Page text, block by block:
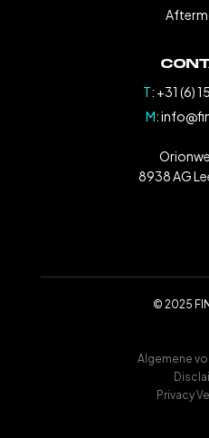
T: +31 (6)
M:
8938 AG
© 2025
Algemene
Privacy